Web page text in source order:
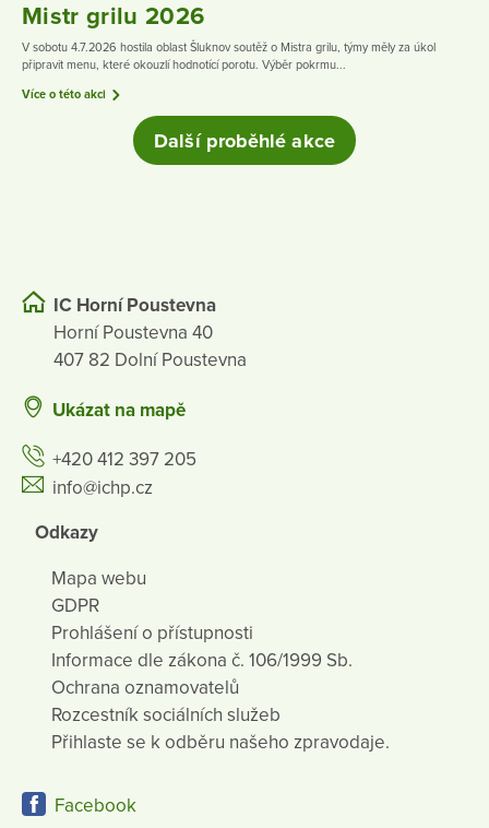
Mistr grilu 2026
V sobotu 4.7.2026 hostila oblast Šluknov soutěž o Mistra grilu, týmy měly za úkol
připravit menu, které okouzlí hodnotící porotu. Výběr pokrmu...
Více o této akci
Další proběhlé akce
IC Horní Poustevna
Horní Poustevna 40
407 82 Dolní Poustevna
Ukázat na mapě
+420 412 397 205
info@ichp.cz
Odkazy
Mapa webu
GDPR
Prohlášení o přístupnosti
Informace dle zákona č. 106/1999 Sb.
Ochrana oznamovatelů
Rozcestník sociálních služeb
Přihlaste se k odběru našeho zpravodaje.
Facebook